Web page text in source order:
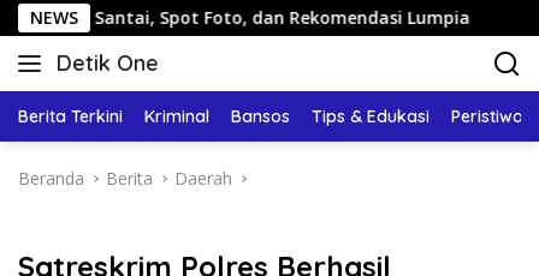
Langsung
ke
konten
NEWS
Spot Foto, dan Rekomendasi Lumpia Panduan
Detik One
Tajam
Fakta
Berita Terkini Kriminal Bansos Tips & Edukasi Peristiwa
Beranda Berita Daerah
Satreskrim Polres Berhasil